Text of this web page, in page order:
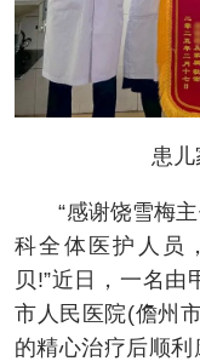
患
“感谢饶雪梅主
科全体医护人员
贝!”近日，一名由
市人民医院(儋州
的精心治疗后顺